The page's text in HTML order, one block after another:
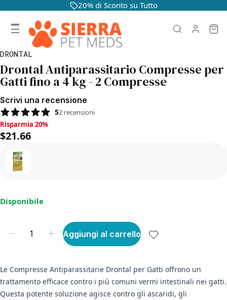
20% di Sconto su Tutto
DRONTAL
Drontal Antiparassitario Compresse per
Gatti fino a 4 kg - 2 Compresse
Scrivi una recensione
52 recensioni
Risparmia 20%, $21.66
Risparmia 20%
$21.66
Disponibile
Aggiungi al carrello
Le Compresse Antiparassitarie Drontal per Gatti offrono un
trattamento efficace contro i più comuni vermi intestinali nei gatti.
Questa potente soluzione agisce contro gli ascaridi, gli